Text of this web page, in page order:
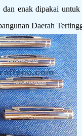
enak dipakai
Daerah